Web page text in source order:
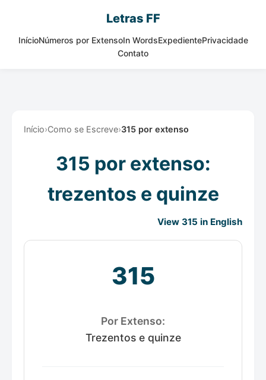
Letras FF
InícioNúmeros por ExtensoIn WordsExpedientePrivacidade
Contato
Início›Como se Escreve›315 por extenso
315 por extenso:
trezentos e quinze
View 315 in English
315
Por Extenso:
Trezentos e quinze